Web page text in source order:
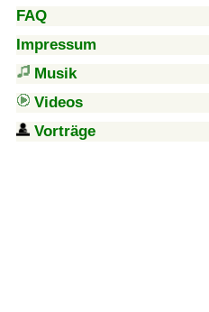
FAQ
Impressum
Musik
Videos
Vorträge